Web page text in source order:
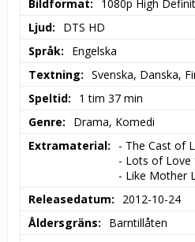
Bildformat
1080p High
Ljud
DTS HD
Språk
Engelska
Textning
Svenska, Danska,
Speltid
1 tim 37 min
Genre
Drama, Komedi
Extramaterial
- The Cast of
- Lots of Love
- Like Mother
Releasedatum
2012-10-24
Åldersgräns
Barntillåten